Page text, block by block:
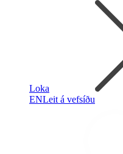
Loka
ENLeit á vefsíðu